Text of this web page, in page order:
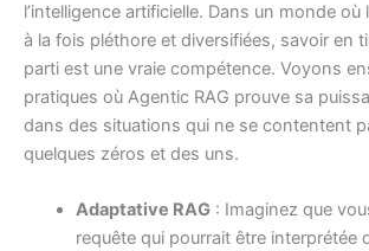
l’intelligence artificielle. Dans un monde
à la fois pléthore et diversifiées, savoir en
parti est une vraie compétence. Voyons
pratiques où Agentic RAG prouve sa
dans des situations qui ne se contentent
quelques zéros et des uns.
Adaptative RAG: Imaginez que
requête qui pourrait être interprétée